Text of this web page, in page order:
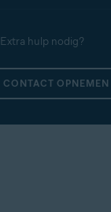
Extra hulp nodig?
CONTACT OPNEMEN